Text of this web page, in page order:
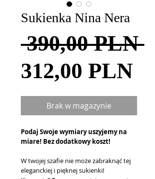
Sukienka Nina Nera
390,00 PLN
312,00 PLN
Brak w magazynie
Podaj Swoje wymiary uszyjemy na
miare! Bez dodatkowy koszt!
W twojej szafie nie może zabraknąć tej
eleganckiej i pięknej sukienki!